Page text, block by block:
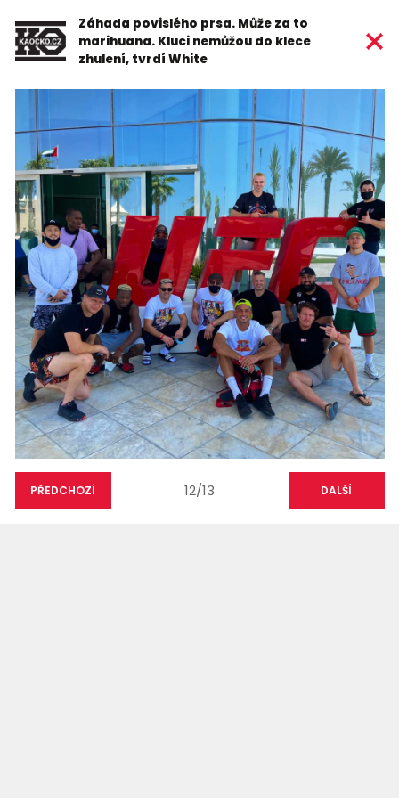
Záhada povislého prsa. Může za to
marihuana. Kluci nemůžou do klece
zhulení, tvrdí White
PŘEDCHOZÍ 12/13 DALŠÍ